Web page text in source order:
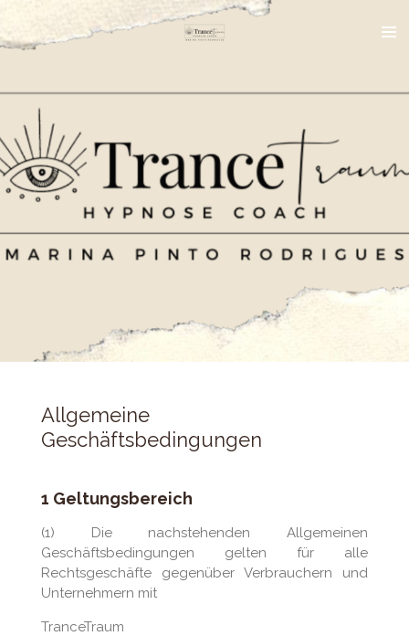
Hauptinhalt
Allgemeine
Geschäftsbedingungen
1 Geltungsbereich
(1) Die nachstehenden Allgemeinen
Geschäftsbedingungen gelten für alle
Rechtsgeschäfte gegenüber Verbrauchern und
Unternehmern mit
TranceTraum